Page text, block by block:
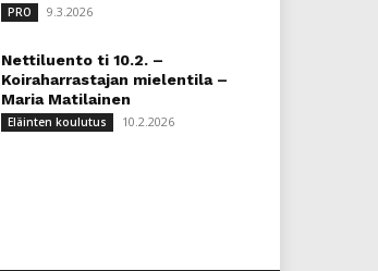
PRO 9.3.2026
Nettiluento ti 10.2. –
Koiraharrastajan mielentila –
Maria Matilainen
Eläinten koulutus 10.2.2026